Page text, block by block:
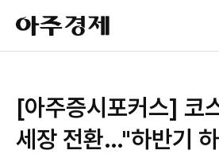
아
주
경
[아주증시포커스] 코
세장 전환…"하반기